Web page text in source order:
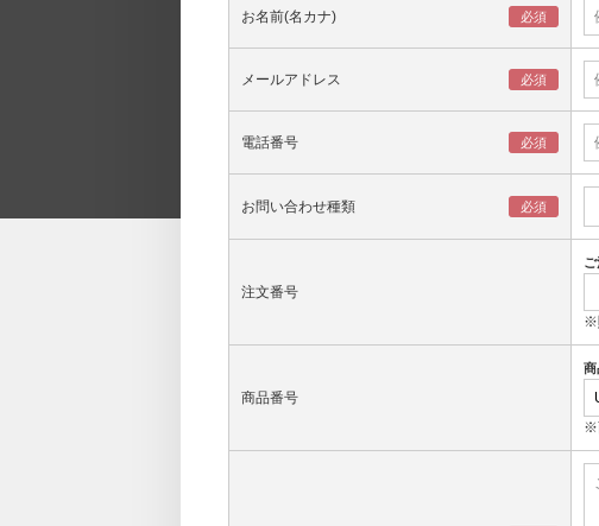
お名前(名カナ)
メールアドレス
電話番号
お問い合わせ種類
注文番号
※
商品番号
商
※